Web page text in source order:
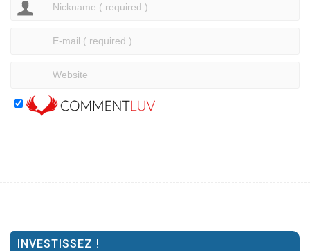
INVESTISSEZ !